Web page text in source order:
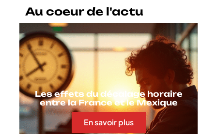
Au coeur de l'actu
Les effets du décalage horaire
entre la France et le Mexique
En savoir plus